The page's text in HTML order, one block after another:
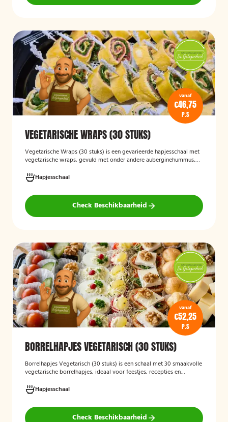
vanaf
€46,75
P.S
VEGETARISCHE WRAPS (30 STUKS)
Vegetarische Wraps (30 stuks) is een gevarieerde hapjesschaal met
vegetarische wraps, gevuld met onder andere auberginehummus,
smaakvolle en kleurrijke keuze voor borrels, feesten of zakelijke
bijeenkomsten, geschikt voor gasten die vegetarisch eten.
Hapjesschaal
Check Beschikbaarheid
vanaf
€52,25
P.S
BORRELHAPJES VEGETARISCH (30 STUKS)
Borrelhapjes Vegetarisch (30 stuks) is een schaal met 30 smaakvolle
vegetarische borrelhapjes, ideaal voor feestjes, recepties en
selectie die geschikt is voor vegetariërs, zodat gasten kunnen
genieten van een feestelijke en veelzijdige borrelervaring.
Hapjesschaal
Check Beschikbaarheid